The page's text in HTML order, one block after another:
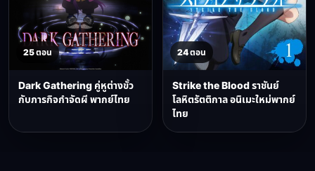
25 ตอน
Dark Gathering คู่หูต่างขั้ว
กับภารกิจกำจัดผี พากย์ไทย
24 ตอน
Strike the Blood ราชันย์
โลหิตรัตติกาล อนิเมะใหม่พากย์
ไทย